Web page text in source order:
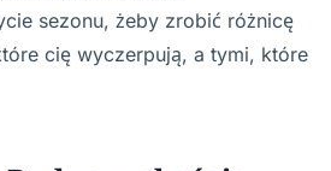
sezonu, żeby zrobić różnicę
cię wyczerpują, a tymi, które